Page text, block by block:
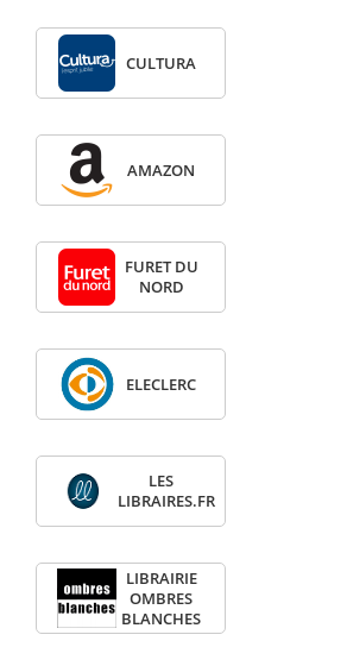
CULTURA
AMAZON
FURET DU
NORD
ELECLERC
LES
LIBRAIRES.FR
LIBRAIRIE
OMBRES
BLANCHES